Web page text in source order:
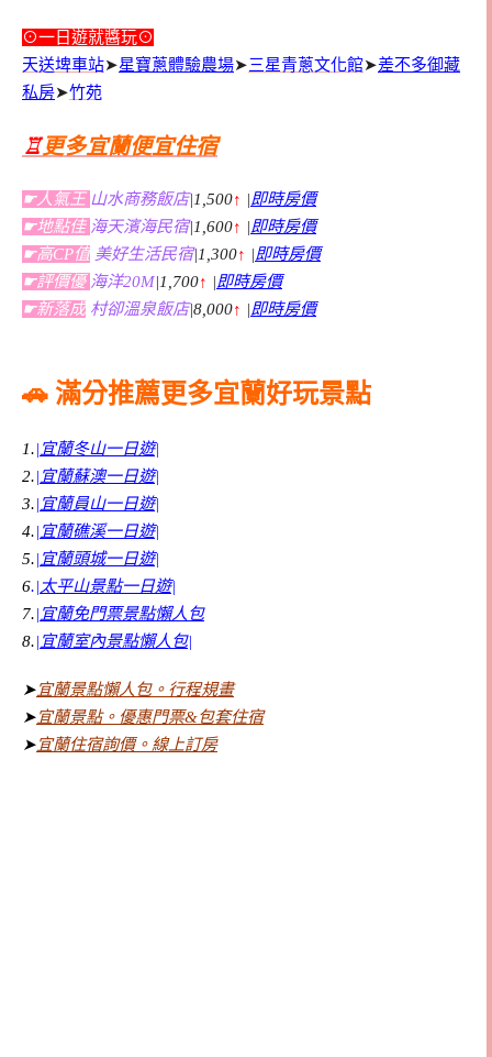
⊙一日遊就醬玩⊙
天送埤車站➤星寶蔥體驗農場➤三星青蔥文化館➤差不多御藏
私房➤竹苑
♖更多宜蘭便宜住宿
☛人氣王 山水商務飯店|1,500↑ |即時房價
☛地點佳 海天濱海民宿|1,600↑ |即時房價
☛高CP值 美好生活民宿|1,300↑ |即時房價
☛評價優 海洋20M|1,700↑ |即時房價
☛新落成 村卻溫泉飯店|8,000↑ |即時房價
🚗 滿分推薦更多宜蘭好玩景點
1.|宜蘭冬山一日遊|
2.|宜蘭蘇澳一日遊|
3.|宜蘭員山一日遊|
4.|宜蘭礁溪一日遊|
5.|宜蘭頭城一日遊|
6.|太平山景點一日遊|
7.|宜蘭免門票景點懶人包
8.|宜蘭室內景點懶人包|
➤宜蘭景點懶人包。行程規畫
➤宜蘭景點。優惠門票&包套住宿
➤宜蘭住宿詢價。線上訂房